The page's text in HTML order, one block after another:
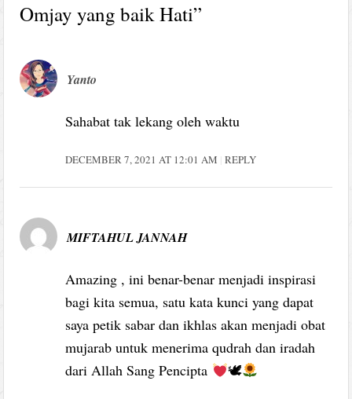
Omjay yang baik Hati”
Yanto
Sahabat tak lekang oleh waktu
DECEMBER 7, 2021 AT 12:01 AM REPLY
MIFTAHUL JANNAH
Amazing , ini benar-benar menjadi inspirasi
bagi kita semua, satu kata kunci yang dapat
saya petik sabar dan ikhlas akan menjadi obat
mujarab untuk menerima qudrah dan iradah
dari Allah Sang Pencipta
🕊